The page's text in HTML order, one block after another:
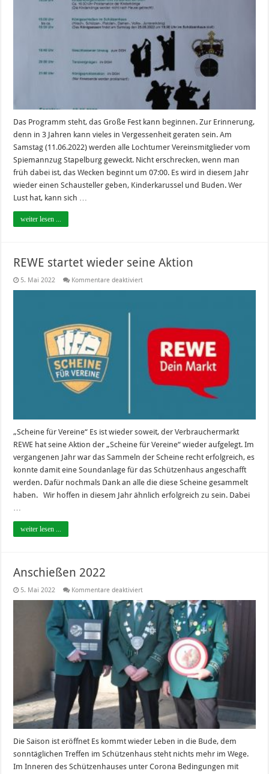
Das Programm steht, das Große Fest kann beginnen. Zur Erinnerung,
denn in 3 Jahren kann vieles in Vergessenheit geraten sein. Am
Samstag (11.06.2022) werden alle Lochtumer Vereinsmitglieder vom
Spiemannzug Stapelburg geweckt. Nicht erschrecken, wenn man
früh dabei ist, das Wecken beginnt um 07:00. Es wird in diesem Jahr
wieder einen Schausteller geben, Kinderkarussel und Buden. Wer
Lust hat, kann sich …
weiter lesen ...
REWE startet wieder seine Aktion
5. Mai 2022 Kommentare deaktiviertfür
„Scheine für Vereine“ Es ist wieder soweit, der Verbrauchermarkt
REWE hat seine Aktion der „Scheine für Vereine“ wieder aufgelegt. Im
vergangenen Jahr war das Sammeln der Scheine recht erfolgreich, es
konnte damit eine Soundanlage für das Schützenhaus angeschafft
werden. Dafür nochmals Dank an alle die diese Scheine gesammelt
haben. Wir hoffen in diesem Jahr ähnlich erfolgreich zu sein. Dabei
weiter lesen ...
Anschießen 2022
5. Mai 2022 Kommentare deaktiviertfür
2022
Die Saison ist eröffnet Es kommt wieder Leben in die Bude, dem
sonntäglichen Treffen im Schützenhaus steht nichts mehr im Wege.
Im Inneren des Schützenhauses unter Corona Bedingungen mit